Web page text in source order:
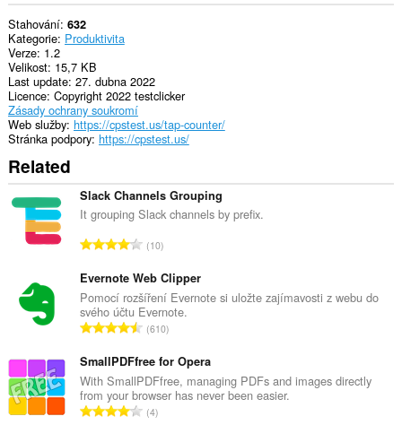
Stahování 632
Kategorie Produktivita
Verze 1.2
Velikost 15,7 KB
Last update 27. dubna 2022
Licence Copyright 2022 testclicker
Zásady ochrany soukromí
Web služby https://cpstest.us/tap-counter/
Stránka podpory https://cpstest.us/
Related
Slack Channels Grouping
It grouping Slack channels by prefix.
C
l
k
o
v
p
o
č
10
Evernote Web Clipper
Pomocí rozšíření Evernote si uložte zajímavosti z webu do
svého účtu Evernote.
C
l
k
o
v
610
SmallPDFfree for Opera
With SmallPDFfree, managing PDFs and images directly
from your browser has never been easier.
C4